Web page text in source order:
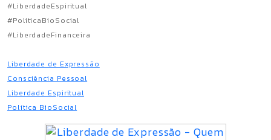
#LiberdadeEspiritual
#PoliticaBioSocial
#LiberdadeFinanceira
Liberdade de Expressão
Consciência Pessoal
Liberdade Espiritual
Política BioSocial